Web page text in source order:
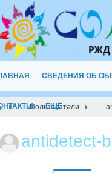
СВЕДЕНИЯ ОБ
ЕЩЁ
Пользователи
antidetect-